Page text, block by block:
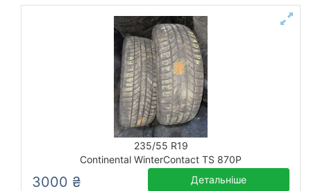
235/55 R19
Continental WinterContact TS 870P
3000 ₴ Детальніше